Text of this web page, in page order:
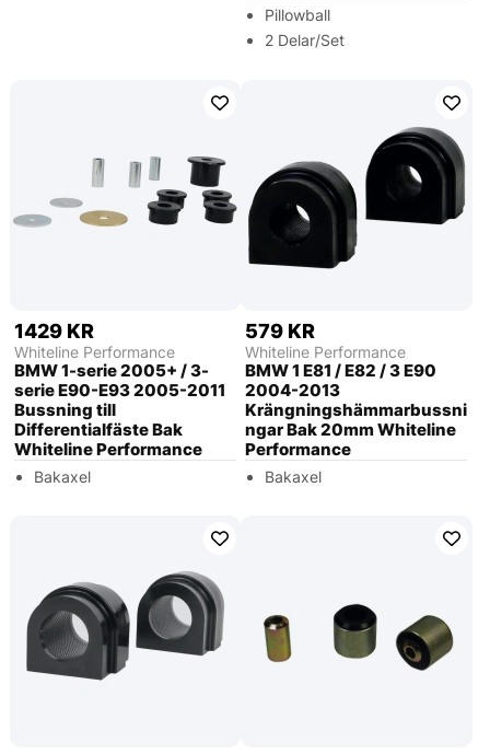
Pillowball
2 Delar/Set
1429 KR
Whiteline Performance
BMW 1-serie 2005+ / 3-
serie E90-E93 2005-2011
Bussning till
Differentialfäste Bak
Whiteline Performance
Bakaxel
579 KR
Whiteline Performance
BMW 1 E81 / E82 / 3 E90
2004-2013
Krängningshämmarbussni
ngar Bak 20mm Whiteline
Performance
Bakaxel